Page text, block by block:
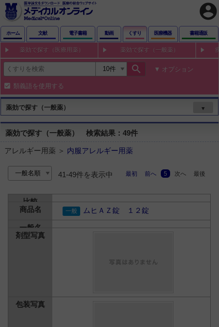
account_circle
ホーム 文献 電子書籍 動画 くすり 医療機器 書籍通販
薬効で探す（医療用薬） 薬効で探す（一般薬）
search オプション
類義語を使用する
薬効で探す（一般薬） ▼
薬効で探す（一般薬） 検索結果：49件
アレルギー用薬 ＞ 内服アレルギー用薬
41-49件を表示中 最初 前へ 5 次へ 最後
ムヒＡＺ錠 １２錠